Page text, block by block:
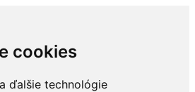
cookies
ďalšie technológie